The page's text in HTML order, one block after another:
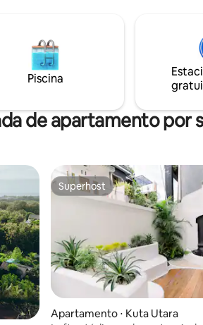
–
de vidro do chão ao teto,
espaço com luz solar natural e
um interior caloroso e
desfrutar do retiro paradisíaco
Piscina
de apartamento por
Superhost
Superhost
Apartamento ⋅ Kuta Utara